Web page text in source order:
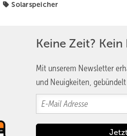
Solarspeicher
Keine Zeit?
Mit unserem Newsletter
und Neuigkeiten,